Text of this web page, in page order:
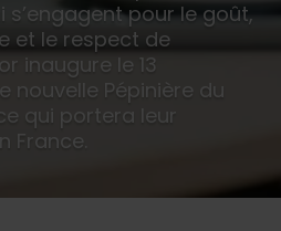
pour le goût,
et le respect de
inaugure le 13
nouvelle Pépinière du
qui portera leur
France.